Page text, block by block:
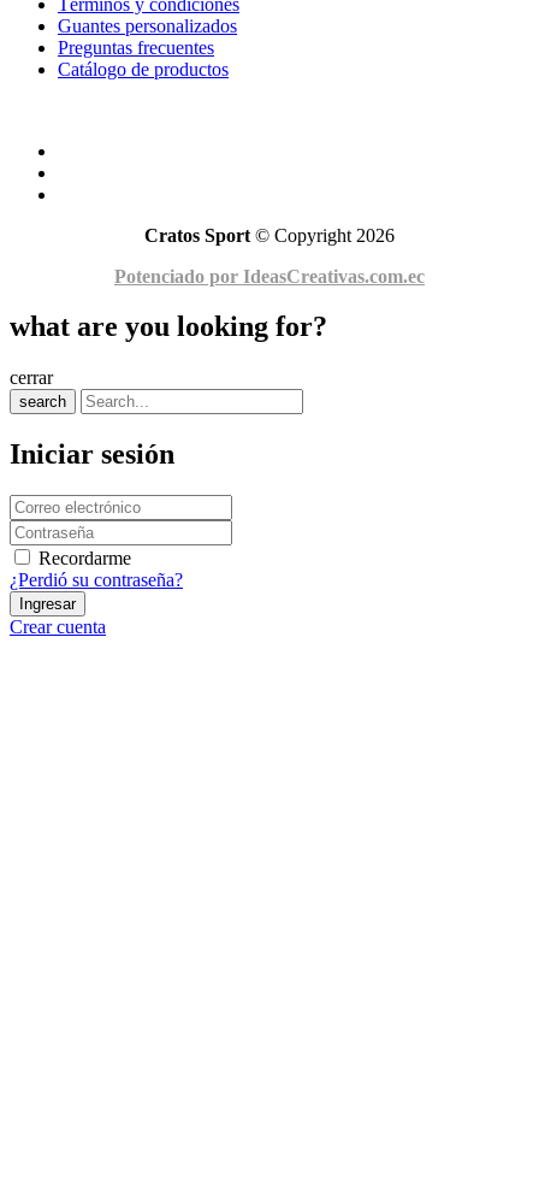
Guantes personalizados
Preguntas frecuentes
Catálogo de productos
Cratos Sport © Copyright 2026
Potenciado por IdeasCreativas.com.ec
what are you looking for?
cerrar
search
Iniciar sesión
Recordarme
¿Perdió su contraseña?
Crear cuenta